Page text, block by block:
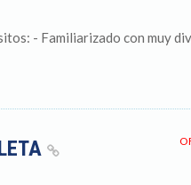
- Familiarizado con muy